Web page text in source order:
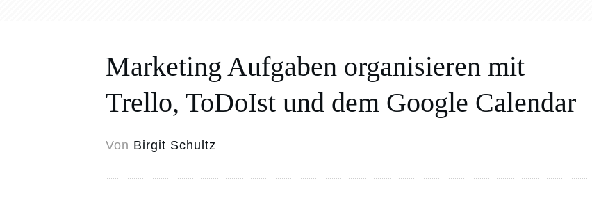
Marketing Aufgaben organisieren mit
Trello, ToDoIst und dem Google Calendar
Von Birgit Schultz